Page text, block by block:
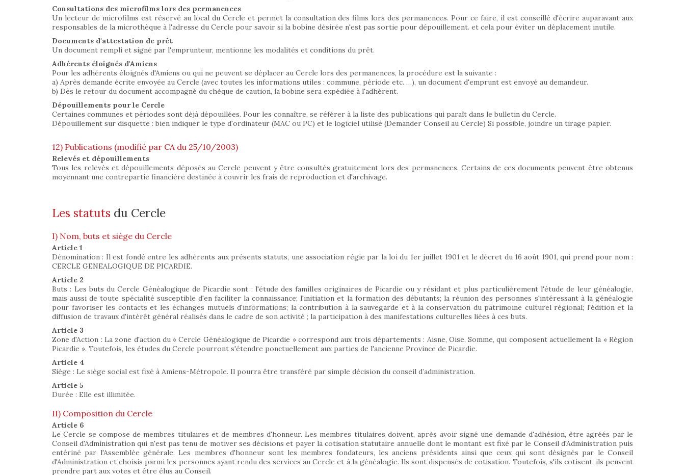
Consultations des microfilms lors des permanences
Un lecteur de microfilms est réservé au local du Cercle et permet la consultation des films lors des permanences. Pour ce faire, il est conseillé d'écrire auparavant aux
responsables de la microthèque à l'adresse du Cercle pour savoir si la bobine désirée n'est pas sortie pour dépouillement. et cela pour éviter un déplacement inutile.
Documents d'attestation de prêt
Un document rempli et signé par l'emprunteur, mentionne les modalités et conditions du prêt.
Adhérents éloignés d'Amiens
Pour les adhérents éloignés d'Amiens ou qui ne peuvent se déplacer au Cercle lors des permanences, la procédure est la suivante :
a) Après demande écrite envoyée au Cercle (avec toutes les informations utiles : commune, période etc. …), un document d'emprunt est envoyé au demandeur.
b) Dès le retour du document accompagné du chèque de caution, la bobine sera expédiée à l'adhérent.
Dépouillements pour le Cercle
Certaines communes et périodes sont déjà dépouillées. Pour les connaître, se référer à la liste des publications qui paraît dans le bulletin du Cercle.
Dépouillement sur disquette : bien indiquer le type d'ordinateur (MAC ou PC) et le logiciel utilisé (Demander Conseil au Cercle) Si possible, joindre un tirage papier.
12) Publications (modifié par CA du 25/10/2003)
Relevés et dépouillements
Tous les relevés et dépouillements déposés au Cercle peuvent y être consultés gratuitement lors des permanences. Certains de ces documents peuvent être obtenus
moyennant une contrepartie financière destinée à couvrir les frais de reproduction et d'archivage.
Les statuts du Cercle
I) Nom, buts et siège du Cercle
Article 1
Dénomination : Il est fondé entre les adhérents aux présents statuts, une association régie par la loi du 1er juillet 1901 et le décret du 16 août 1901, qui prend pour nom :
CERCLE GENEALOGIQUE DE PICARDIE.
Article 2
Buts : Les buts du Cercle Généalogique de Picardie sont : l'étude des familles originaires de Picardie ou y résidant et plus particulièrement l'étude de leur généalogie,
mais aussi de toute spécialité susceptible d'en faciliter la connaissance; l'initiation et la formation des débutants; la réunion des personnes s'intéressant à la généalogie
pour favoriser les contacts et les échanges mutuels d'informations; la contribution à la sauvegarde et à la conservation du patrimoine culturel régional; l'édition et la
diffusion de travaux d'intérêt général réalisés dans le cadre de son activité ; la participation à des manifestations culturelles liées à ces buts.
Article 3
Zone d'Action : La zone d'action du « Cercle Généalogique de Picardie » correspond aux trois départements : Aisne, Oise, Somme, qui composent actuellement la « Région
Picardie ». Toutefois, les études du Cercle pourront s'étendre ponctuellement aux parties de l'ancienne Province de Picardie.
Article 4
Siège : Le siège social est fixé à Amiens-Métropole. Il pourra être transféré par simple décision du conseil d’administration.
Article 5
Durée : Elle est illimitée.
II) Composition du Cercle
Article 6
Le Cercle se compose de membres titulaires et de membres d'honneur. Les membres titulaires doivent, après avoir signé une demande d'adhésion, être agréés par le
Conseil d'Administration qui n'est pas tenu de motiver ses décisions et payer la cotisation statutaire annuelle dont le montant est fixé par le Conseil d'Administration puis
entériné par l'Assemblée générale. Les membres d'honneur sont les membres fondateurs, les anciens présidents ainsi que ceux qui sont désignés par le Conseil
d'Administration et choisis parmi les personnes ayant rendu des services au Cercle et à la généalogie. Ils sont dispensés de cotisation. Toutefois, s'ils cotisent, ils peuvent
prendre part aux votes et être élus au Conseil.